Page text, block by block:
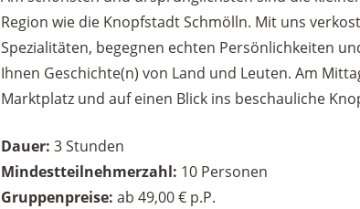
Region wie die Knopfstadt Schmölln. Mit uns
Spezialitäten, begegnen echten Persönlichkeiten
Ihnen Geschichte(n) von Land und Leuten. Am
Marktplatz und auf einen Blick ins beschauliche
Dauer: 3 Stunden
Mindestteilnehmerzahl: 10 Personen
Gruppenpreise:ab 49,00 € p.P.